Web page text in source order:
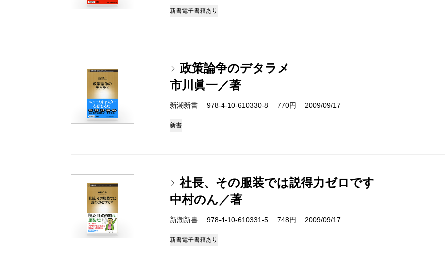
新書電子書籍あり
政策論争のデタラメ
市川眞一／著
新潮新書 978-4-10-610330-8 770円 2009/09/17
新書
社長、その服装では説得力ゼロです
中村のん／著
新潮新書 978-4-10-610331-5 748円 2009/09/17
新書電子書籍あり